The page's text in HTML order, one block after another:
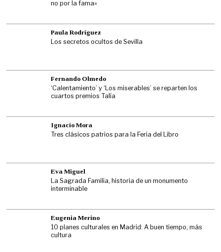
no por la fama»
Paula Rodríguez
Los secretos ocultos de Sevilla
Fernando Olmedo
‘Calentamiento’ y ‘Los miserables’ se reparten los
cuartos premios Talía
Ignacio Mora
Tres clásicos patrios para la Feria del Libro
Eva Miguel
La Sagrada Familia, historia de un monumento
interminable
Eugenia Merino
10 planes culturales en Madrid: A buen tiempo, más
cultura